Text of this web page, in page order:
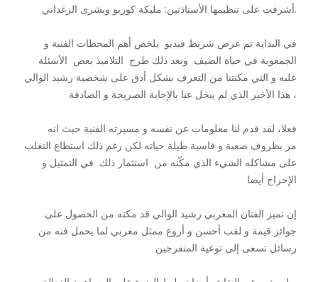
أشرفت على تنظيمها الأستاذتين: مليكة كوربو وبشرى الزغداني.
الجمعوية في حياة الضيف وبعد ذلك طرح التلاميذ بعض الأسئلة
عليه و التي مكنتنا من التعرف بشكل أدق على شخصية رشيد الوالي
، هذا الأخير الذي لم يبخل عنا بالإجابة الصريحة و الصادقة
مر بظروف صعبة و قاسية طيلة حياته لكن رغم ذلك استطاع التغلب
على مشاكله الشيء الذي مكّنه من استثمار ذلك في التمثيل و
الإخراج أيضا
جوائز قيمة و لقب أحسن و أروع ممثل مغربي لما يحمل فنه من
رسائل تسعى إلى توعية المتفرجين